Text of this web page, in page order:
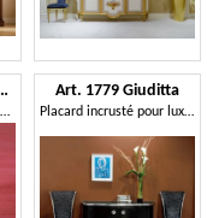
Luigi XV
Cabinet Chinoiseire, avec deux portes, décoré à la main
Art. 1779 Giuditta
Placard incrusté pour luxueuse salle à manger